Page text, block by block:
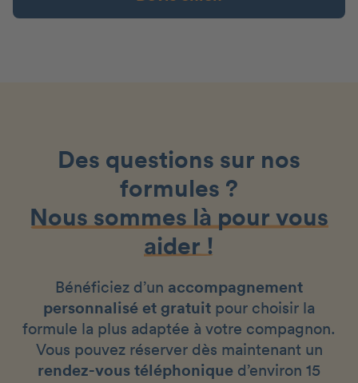
Des questions sur nos
formules ?
Nous sommes là pour vous
aider !
Bénéficiez d’un accompagnement
personnalisé et gratuit pour choisir la
formule la plus adaptée à votre compagnon.
Vous pouvez réserver dès maintenant un
rendez-vous téléphonique d’environ 15